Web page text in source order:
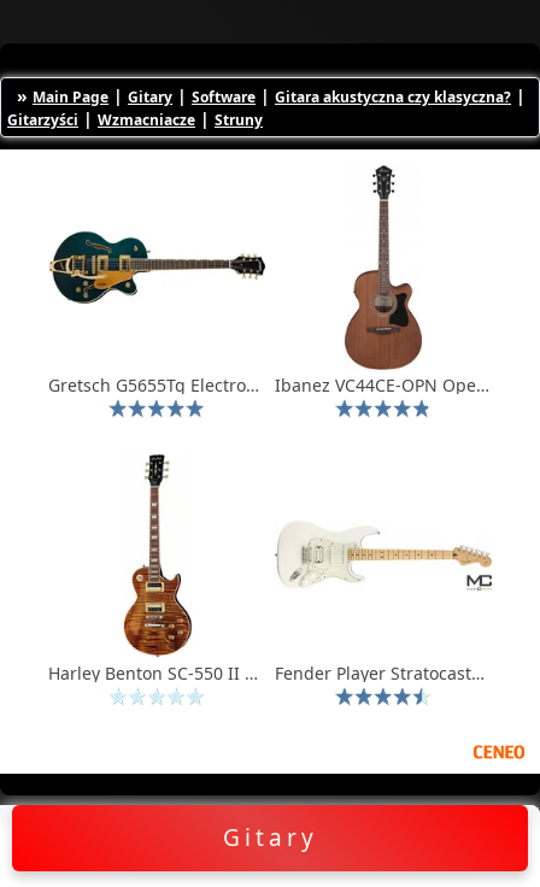
» Main Page | Gitary | Software | Gitara akustyczna czy klasyczna? |
Gitarzyści | Wzmacniacze | Struny
Gretsch G5655Tg Electromatic Center Block Jr. Single-Cut Bigsby Lrl Ca Ibanez VC44CE-OPN Open Pore Natural gitara elektroakustyczna
Harley Benton SC-550 II PAF - gitara elektryczna typu Les Paul Fender Player Stratocaster HSS MN PWT
Gitary